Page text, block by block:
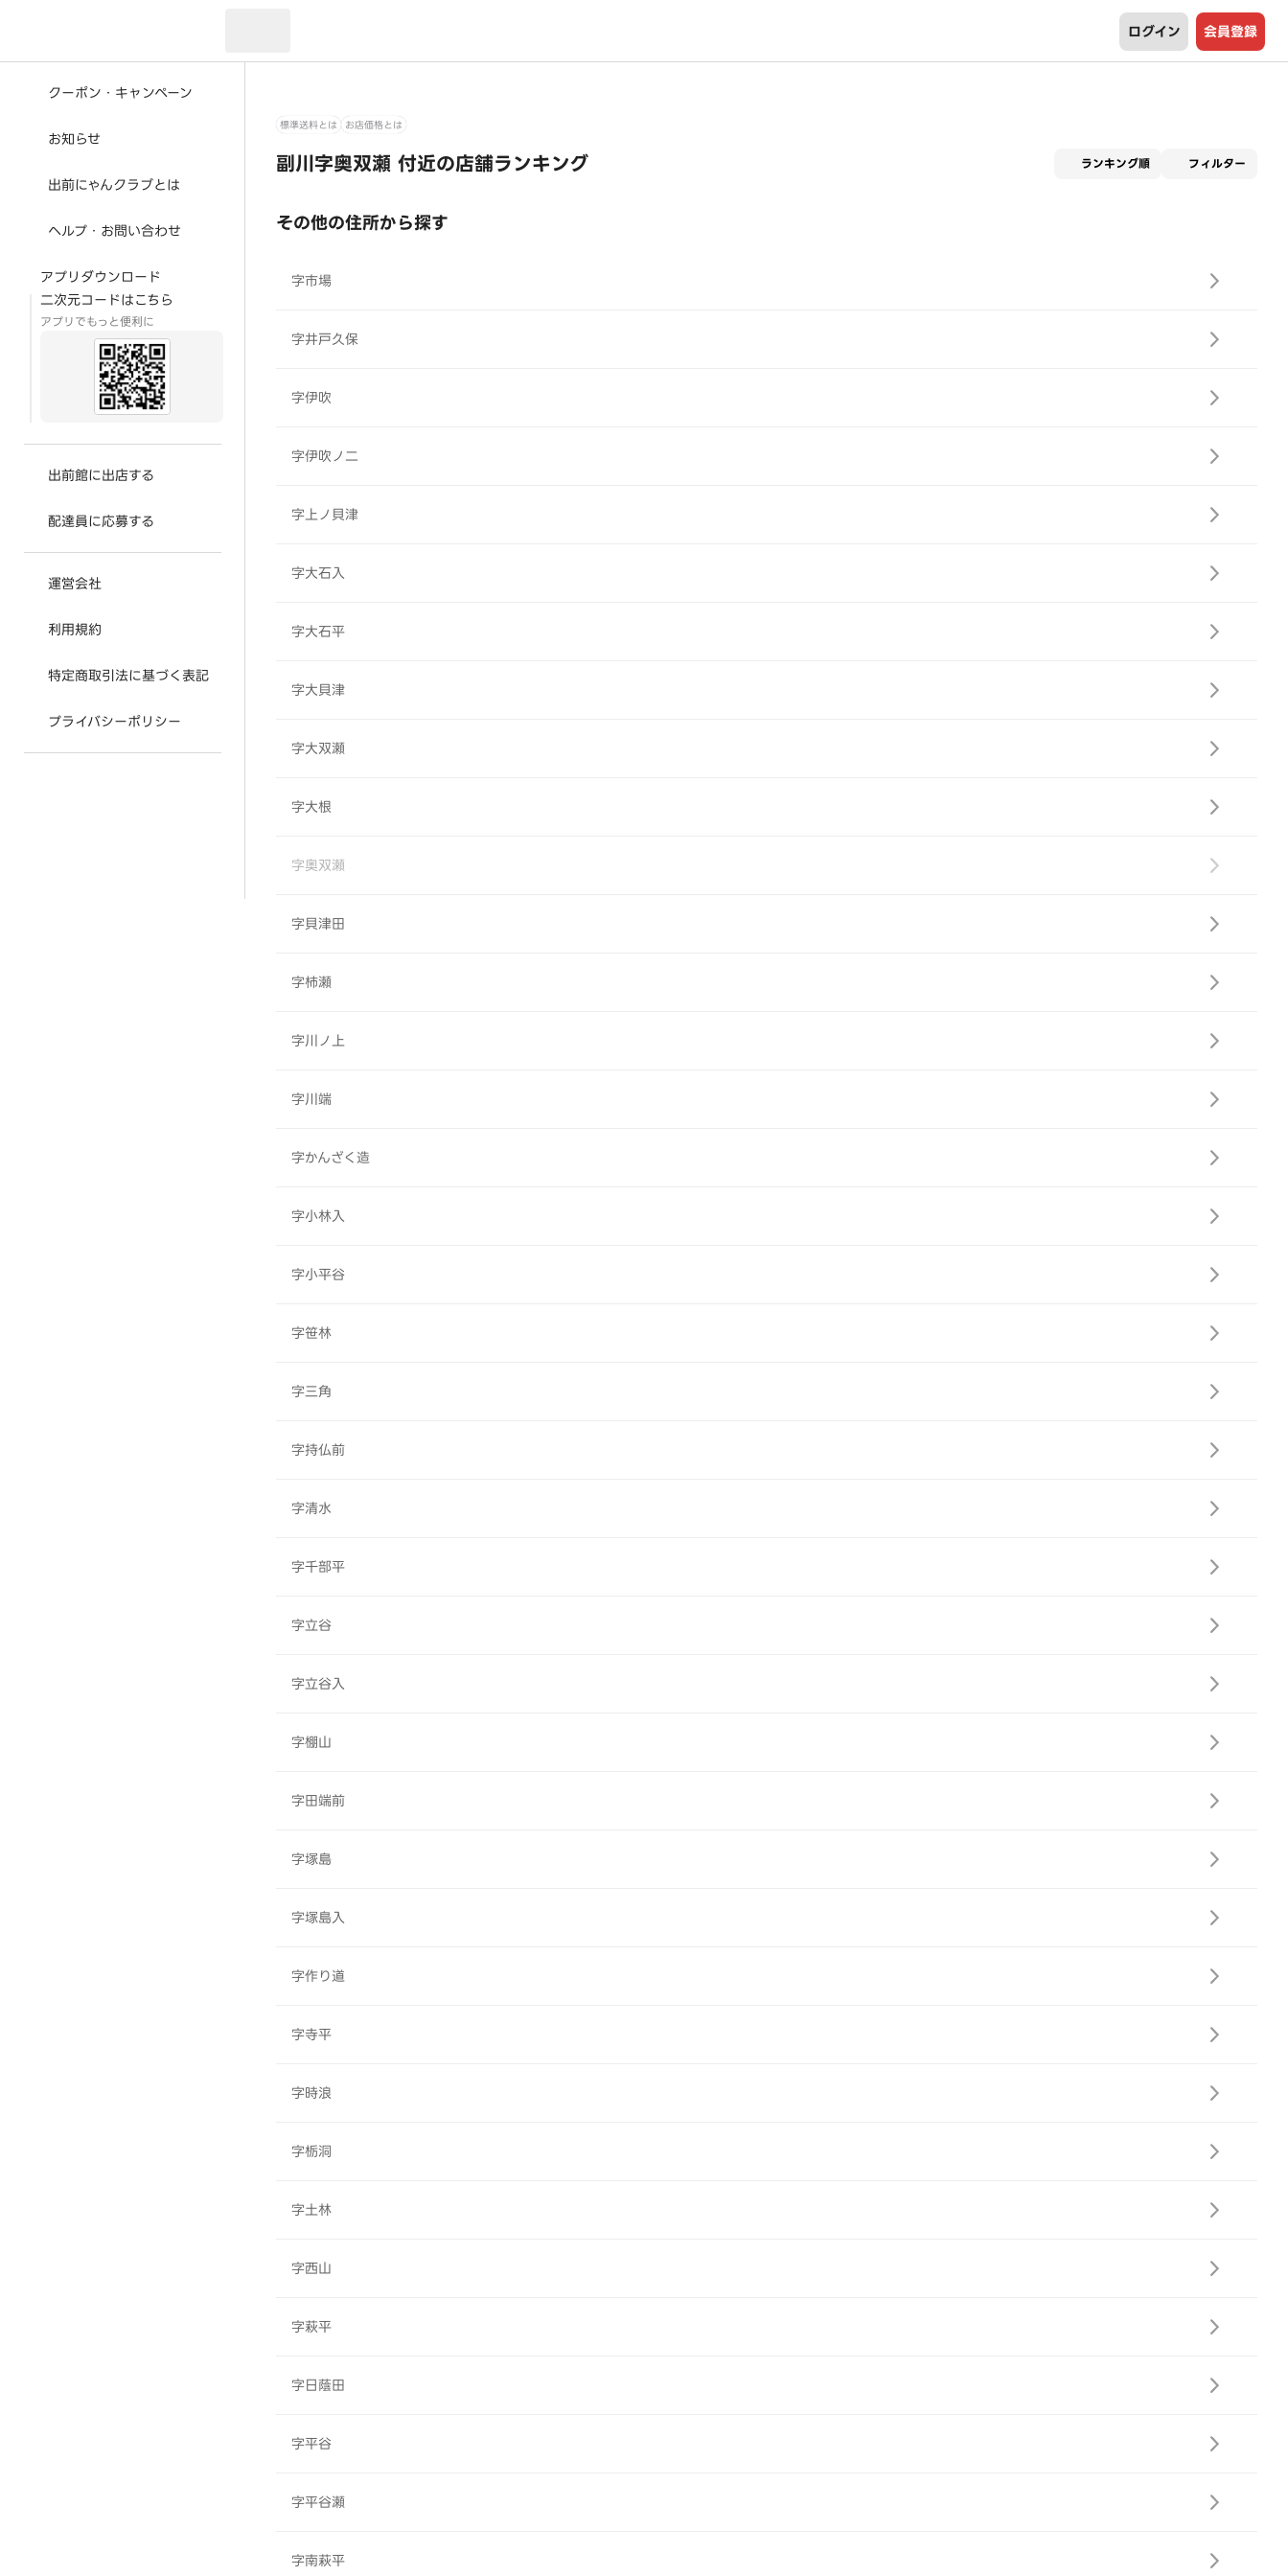
ログイン 会員登録
クーポン・キャンペーン
お知らせ
出前にゃんクラブとは
ヘルプ・お問い合わせ
アプリダウンロード
二次元コードはこちら
アプリでもっと便利に
出前館に出店する
配達員に応募する
運営会社
利用規約
特定商取引法に基づく表記
プライバシーポリシー
標準送料とは お店価格とは
副川字奥双瀬 付近の店舗ランキング ランキング順 フィルター
その他の住所から探す
字市場
字井戸久保
字伊吹
字伊吹ノ二
字上ノ貝津
字大石入
字大石平
字大貝津
字大双瀬
字大根
字奥双瀬
字貝津田
字柿瀬
字川ノ上
字川端
字かんざく造
字小林入
字小平谷
字笹林
字三角
字持仏前
字清水
字千部平
字立谷
字立谷入
字棚山
字田端前
字塚島
字塚島入
字作り道
字寺平
字時浪
字栃洞
字土林
字西山
字萩平
字日蔭田
字平谷
字平谷瀬
字南萩平